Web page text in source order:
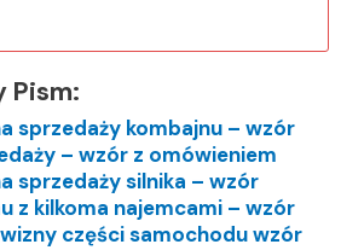
Pism:
sprzedaży kombajnu – wzór
– wzór z omówieniem
sprzedaży silnika – wzór
z kilkoma najemcami – wzór
części samochodu wzór